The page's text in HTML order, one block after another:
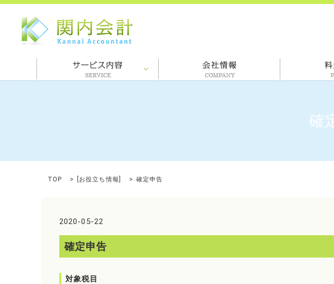
確
TOP お役立ち情報 確定申告
2020-05-22
確定申告
対象税目